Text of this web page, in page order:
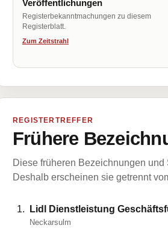
Veröffentlichungen
Registerbekanntmachungen zu diesem
Registerblatt.
Zum Zeitstrahl
REGISTERTREFFER
Frühere
Diese früheren Bezeichnungen
Deshalb erscheinen sie getrennt
Lidl Dienstleistung
Neckarsulm